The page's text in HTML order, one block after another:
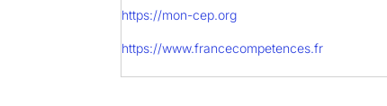
https://mon-cep.org
https://www.francecompetences.fr